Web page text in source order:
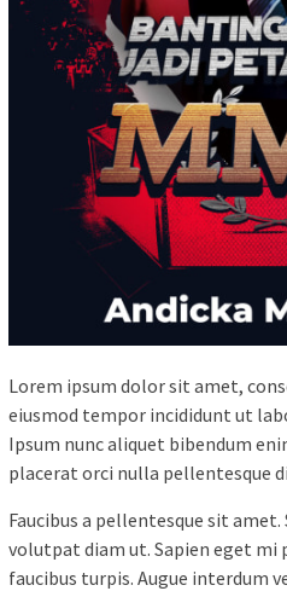
Lorem ipsum dolor sit amet,
eiusmod tempor incididunt ut
Ipsum nunc aliquet bibendum
placerat orci nulla pellentesque
Faucibus a pellentesque sit
volutpat diam ut. Sapien eget mi
faucibus turpis. Augue interdum